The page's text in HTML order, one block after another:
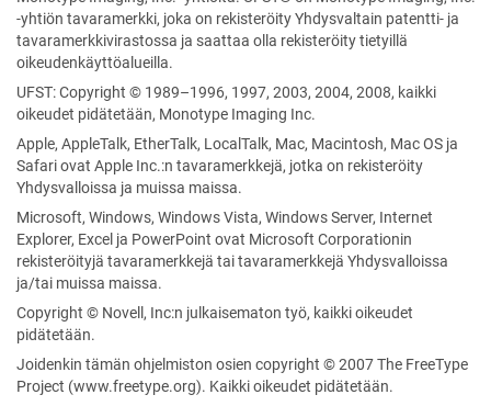
-yhtiön tavaramerkki, joka on rekisteröity Yhdysvaltain patentti- ja
tavaramerkkivirastossa ja saattaa olla rekisteröity tietyillä
oikeudenkäyttöalueilla.
UFST: Copyright © 1989–1996, 1997, 2003, 2004, 2008, kaikki
oikeudet pidätetään, Monotype Imaging Inc.
Apple, AppleTalk, EtherTalk, LocalTalk, Mac, Macintosh, Mac OS ja
Safari ovat Apple Inc.:n tavaramerkkejä, jotka on rekisteröity
Yhdysvalloissa ja muissa maissa.
Microsoft, Windows, Windows Vista, Windows Server, Internet
Explorer, Excel ja PowerPoint ovat Microsoft Corporationin
rekisteröityjä tavaramerkkejä tai tavaramerkkejä Yhdysvalloissa
ja/tai muissa maissa.
Copyright © Novell, Inc:n julkaisematon työ, kaikki oikeudet
pidätetään.
Joidenkin tämän ohjelmiston osien copyright © 2007 The FreeType
Project (www.freetype.org). Kaikki oikeudet pidätetään.